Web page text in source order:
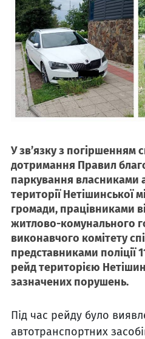
У зв’язку з погіршенням
дотримання Правил
паркування власниками
території Нетішинської
громади, працівниками
житлово-комунального
виконавчого комітету
представниками поліції
рейд територією
зазначених порушень.
Під час рейду було
автотранспортних